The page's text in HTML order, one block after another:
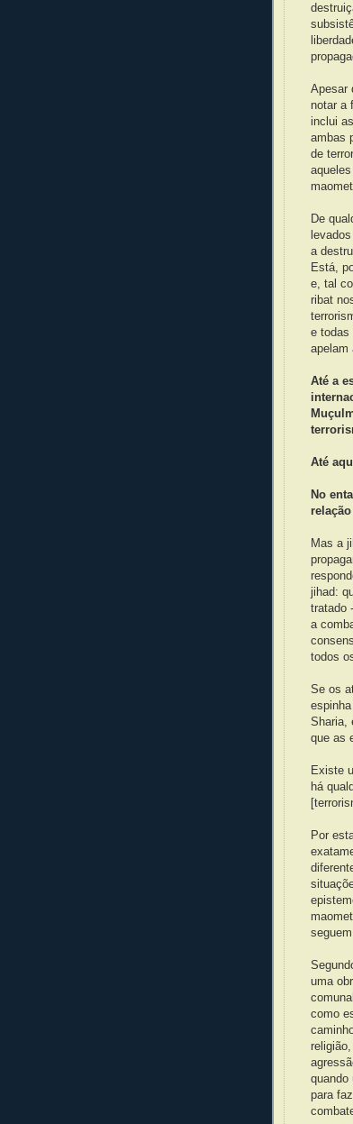
Apesar
notar a
inclui
ambas
de
De
a
Está,
e, tal
ribat
e todas
apelam
Até a
Até
No
Mas a
jihad:
tratado
a
todos
Se os
Sharia,
que as
Existe
há
Por
uma
como
quando
para